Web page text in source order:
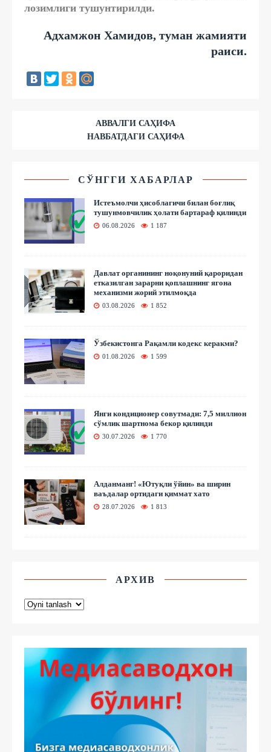
лозимлиги тушунтирилди.
Адхамжон Хамидов, туман жамияти
раиси.
АВВАЛГИ САҲИФА
НАВБАТДАГИ САҲИФА
СЎНГГИ ХАБАРЛАР
Истеъмолчи ҳисоблагичи билан боғлиқ
тушунмовчилик ҳолати бартараф қилинди
06.08.2026 1 187
Давлат органининг ноқонуний қароридан
етказилган зарарни қоплашнинг ягона
механизми жорий этилмоқда
03.08.2026 1 852
Ўзбекистонга Рақамли кодекс керакми?
01.08.2026 1 599
Янги кондиционер совутмади: 7,5 миллион
сўмлик шартнома бекор қилинди
30.07.2026 1 770
Алданманг! «Ютуқли ўйин» ва ширин
ваъдалар ортидаги қиммат хато
28.07.2026 1 813
АРХИВ